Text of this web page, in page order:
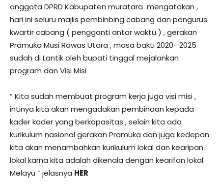
anggota DPRD Kabupaten muratara mengatakan ,
hari ini seluru majlis pembinbing cabang dan pengurus
kwartir cabang ( pengganti antar waktu ) , gerakan
Pramuka Musi Rawas Utara , masa bakti 2020- 2025
sudah di Lantik oleh bupati tinggal mejalankan
program dan Visi Misi
” Kita sudah membuat program kerja juga visi misi ,
intinya kita akan mengadakan pembinaan kepada
kader kader yang berkapasitas , selain kita ada
kurikulum nasional gerakan Pramuka dan juga kedepan
kita akan menambahkan kurikulum lokal dan kearipan
lokal karna kita adalah dikenala dengan kearifan lokal
Melayu ” jelasnya HER